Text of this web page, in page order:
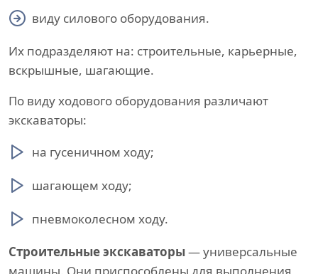
виду силового оборудования.
Их подразделяют на: строительные, карьерные,
вскрышные, шагающие.
По виду ходового оборудования различают
экскаваторы:
на гусеничном ходу;
шагающем ходу;
пневмоколесном ходу.
Строительные экскаваторы — универсальные